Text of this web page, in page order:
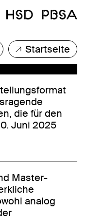
Startseite
die für den
Juni 2025
Master-
analog